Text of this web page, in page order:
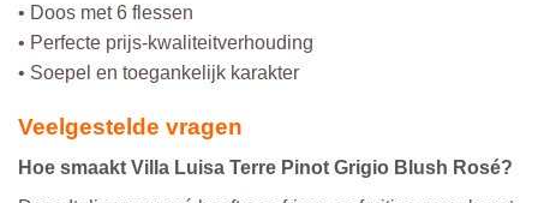
• Doos met 6 flessen
• Perfecte prijs-kwaliteitverhouding
• Soepel en toegankelijk karakter
Veelgestelde vragen
Hoe smaakt Villa Luisa Terre Pinot Grigio Blush Rosé?